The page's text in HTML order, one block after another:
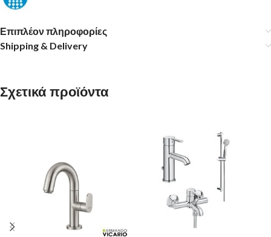
Επιπλέον πληροφορίες
Shipping & Delivery
Σχετικά προϊόντα